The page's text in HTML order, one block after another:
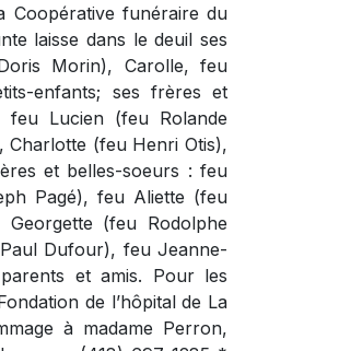
Coopérative funéraire du
laisse dans le deuil ses
Morin), Carolle, feu
enfants; ses frères et
Lucien (feu Rolande
(feu Henri Otis),
et belles-soeurs : feu
Pagé), feu Aliette (feu
(feu Rodolphe
Dufour), feu Jeanne-
et amis. Pour les
de l’hôpital de La
à madame Perron,